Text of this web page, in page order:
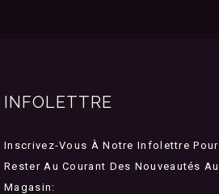
INFOLETTRE
Inscrivez-Vous À Notre Infolettre Pour
Rester Au Courant Des Nouveautés Au
Magasin: